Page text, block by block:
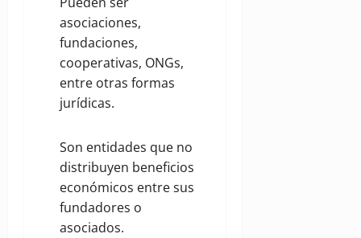
asociaciones,
fundaciones,
cooperativas, ONGs,
entre otras formas
jurídicas.
Son entidades que no
distribuyen beneficios
económicos entre sus
fundadores o
asociados.